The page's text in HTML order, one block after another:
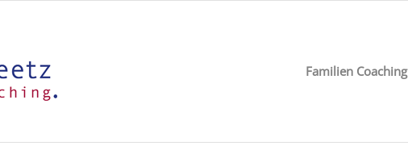
Familien Coaching